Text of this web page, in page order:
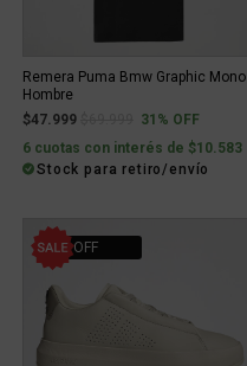
Remera Puma Bmw Graphic Mono
Hombre
$47.999
Price reduced from
to31% OFF
6 cuotas con interés de $10.583
Stock para retiro/envío
50% OFF